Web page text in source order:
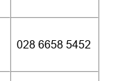
028 6658 5452